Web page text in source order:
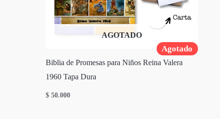
Agotado
AGOTADO
Biblia de Promesas para Niños Reina Valera
1960 Tapa Dura
$ 50.000